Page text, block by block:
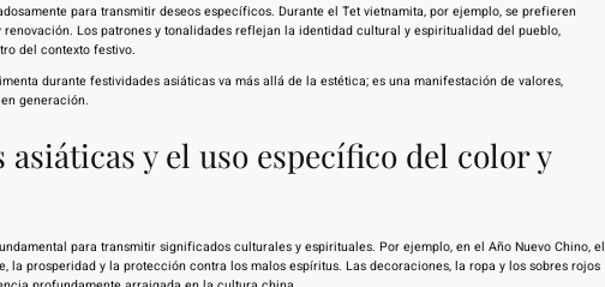
para transmitir deseos específicos. Durante el Tet vietnamita, por ejemplo, se prefieren
Los patrones y tonalidades reflejan la identidad cultural y espiritualidad del pueblo,
del contexto festivo.
durante festividades asiáticas va más allá de la estética; es una manifestación de valores,
generación.
y el uso específico del color y
para transmitir significados culturales y espirituales. Por ejemplo, en el Año Nuevo Chino, el
la prosperidad y la protección contra los malos espíritus. Las decoraciones, la ropa y los sobres rojos